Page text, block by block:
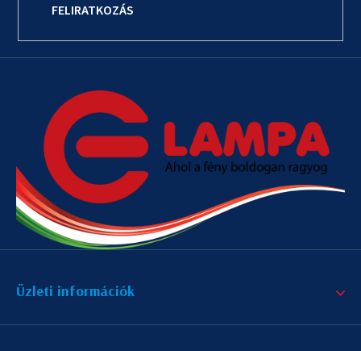
FELIRATKOZÁS
Üzleti információk